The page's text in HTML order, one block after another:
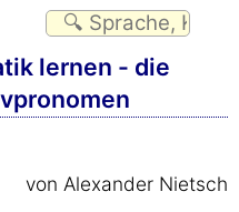
lernen - die
von Alexander Nietsch